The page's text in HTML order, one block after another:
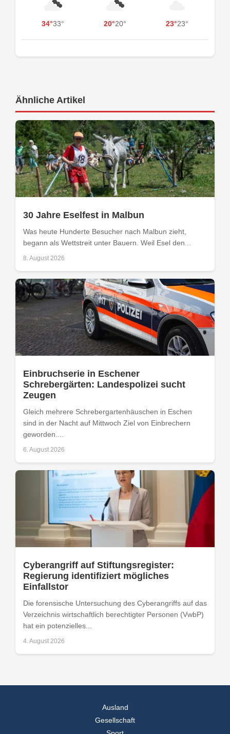
34°33° 20°20° 23°23°
Ähnliche Artikel
30 Jahre Eselfest in Malbun
Was heute Hunderte Besucher nach Malbun zieht,
begann als Wettstreit unter Bauern. Weil Esel den...
8. August 2026
Einbruchserie in Eschener
Schrebergärten: Landespolizei sucht
Zeugen
Gleich mehrere Schrebergartenhäuschen in Eschen
sind in der Nacht auf Mittwoch Ziel von Einbrechern
geworden....
6. August 2026
Cyberangriff auf Stiftungsregister:
Regierung identifiziert mögliches
Einfallstor
Die forensische Untersuchung des Cyberangriffs auf das
Verzeichnis wirtschaftlich berechtigter Personen (VwbP)
hat ein potenzielles...
4. August 2026
Ausland
Gesellschaft